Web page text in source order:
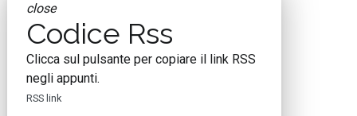
close
Codice Rss
Clicca sul pulsante per copiare il link RSS
negli appunti.
RSS link